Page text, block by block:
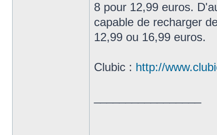
8 pour 12,99 euros.
capable de recharger
12,99 ou 16,99 euros.
Clubic : http://